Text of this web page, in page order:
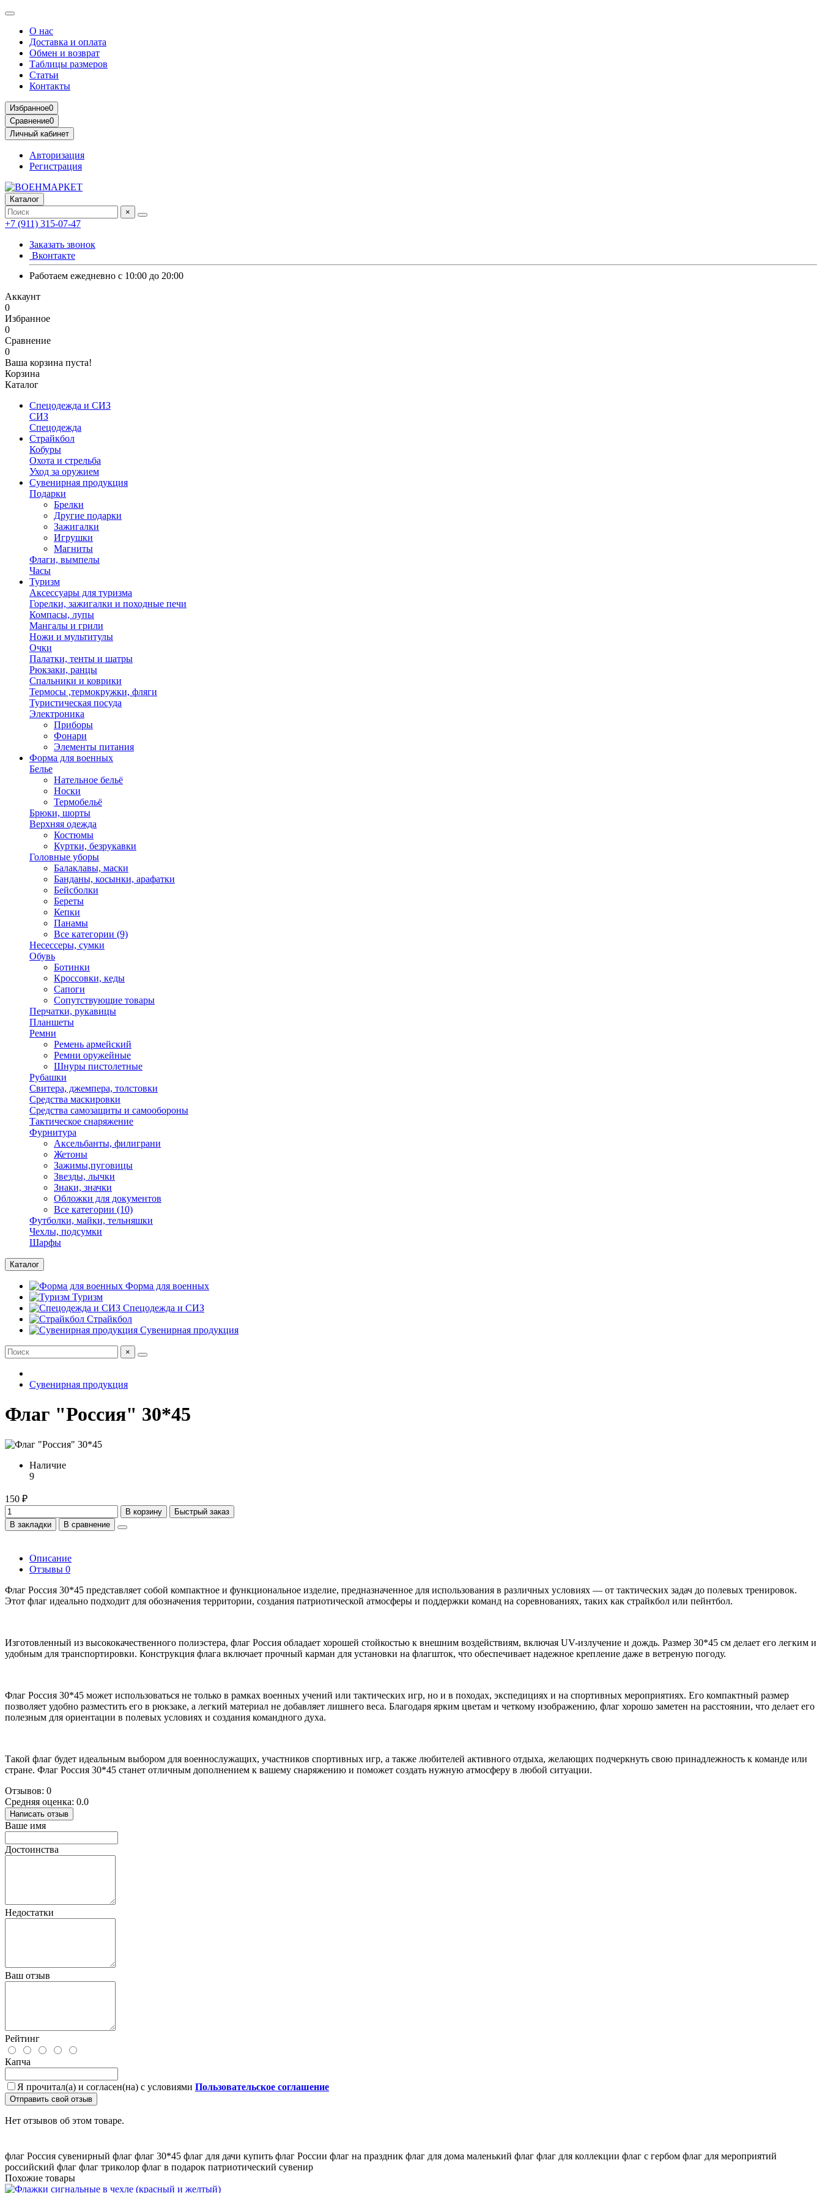
О нас
Доставка и оплата
Обмен и возврат
Таблицы размеров
Статьи
Контакты
Избранное0
Сравнение0
Личный кабинет
Авторизация
Регистрация
Каталог
×
+7 (911) 315-07-47
Заказать звонок
Вконтакте
Работаем ежедневно с 10:00 до 20:00
Аккаунт
0
Избранное
0
Сравнение
0
Ваша корзина пуста!
Корзина
Каталог
Спецодежда и СИЗ
СИЗ
Спецодежда
Страйкбол
Кобуры
Охота и стрельба
Уход за оружием
Сувенирная продукция
Подарки
Брелки
Другие подарки
Зажигалки
Игрушки
Магниты
Флаги, вымпелы
Часы
Туризм
Аксессуары для туризма
Горелки, зажигалки и походные печи
Компасы, лупы
Мангалы и грили
Ножи и мультитулы
Очки
Палатки, тенты и шатры
Рюкзаки, ранцы
Спальники и коврики
Термосы ,термокружки, фляги
Туристическая посуда
Электроника
Приборы
Фонари
Элементы питания
Форма для военных
Белье
Нательное бельё
Носки
Термобельё
Брюки, шорты
Верхняя одежда
Костюмы
Куртки, безрукавки
Головные уборы
Балаклавы, маски
Банданы, косынки, арафатки
Бейсболки
Береты
Кепки
Панамы
Все категории (9)
Несессеры, сумки
Обувь
Ботинки
Кроссовки, кеды
Сапоги
Сопутствующие товары
Перчатки, рукавицы
Планшеты
Ремни
Ремень армейский
Ремни оружейные
Шнуры пистолетные
Рубашки
Свитера, джемпера, толстовки
Средства маскировки
Средства самозащиты и самообороны
Тактическое снаряжение
Фурнитура
Аксельбанты, филиграни
Жетоны
Зажимы,пуговицы
Звезды, лычки
Знаки, значки
Обложки для документов
Все категории (10)
Футболки, майки, тельняшки
Чехлы, подсумки
Шарфы
Каталог
Форма для военных
Туризм
Спецодежда и СИЗ
Страйкбол
Сувенирная продукция
×
Сувенирная продукция
Флаг "Россия" 30*45
Наличие
9
150 ₽
В корзину
Быстрый заказ
В закладки
В сравнение
Описание
Отзывы 0
Флаг Россия 30*45 представляет собой компактное и функциональное изделие, предназначенное для использования в различных условиях — от тактических задач до полевых тренировок.
Этот флаг идеально подходит для обозначения территории, создания патриотической атмосферы и поддержки команд на соревнованиях, таких как страйкбол или пейнтбол.
Изготовленный из высококачественного полиэстера, флаг Россия обладает хорошей стойкостью к внешним воздействиям, включая UV-излучение и дождь. Размер 30*45 см делает его легким и
удобным для транспортировки. Конструкция флага включает прочный карман для установки на флагшток, что обеспечивает надежное крепление даже в ветреную погоду.
Флаг Россия 30*45 может использоваться не только в рамках военных учений или тактических игр, но и в походах, экспедициях и на спортивных мероприятиях. Его компактный размер
позволяет удобно разместить его в рюкзаке, а легкий материал не добавляет лишнего веса. Благодаря ярким цветам и четкому изображению, флаг хорошо заметен на расстоянии, что делает его
полезным для ориентации в полевых условиях и создания командного духа.
Такой флаг будет идеальным выбором для военнослужащих, участников спортивных игр, а также любителей активного отдыха, желающих подчеркнуть свою принадлежность к команде или
стране. Флаг Россия 30*45 станет отличным дополнением к вашему снаряжению и поможет создать нужную атмосферу в любой ситуации.
Отзывов: 0
Средняя оценка: 0.0
Написать отзыв
Ваше имя
Достоинства
Недостатки
Ваш отзыв
Рейтинг
Капча
Я прочитал(а) и согласен(на) с условиями Пользовательское соглашение
Отправить свой отзыв
Нет отзывов об этом товаре.
флаг Россия сувенирный флаг флаг 30*45 флаг для дачи купить флаг России флаг на праздник флаг для дома маленький флаг флаг для коллекции флаг с гербом флаг для мероприятий
российский флаг флаг триколор флаг в подарок патриотический сувенир
Похожие товары